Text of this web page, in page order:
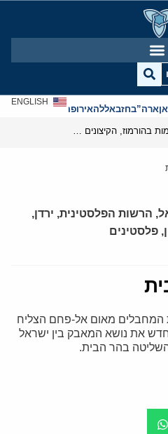
ארה”בחזבאללהאירופהאנטישמיות
ENGLISH
, הרשות הפלסטינית, ירדן,
, פלסטינים
המחבלים מאום אל-פחם הצליח
את נושא המאבק בין ישראל
השליטה בהר הבית.